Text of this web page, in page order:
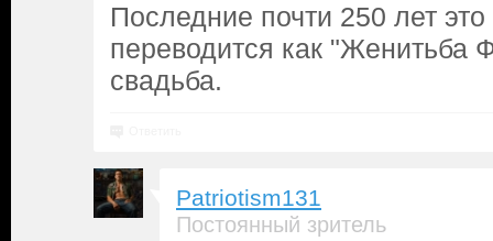
Последние почти 250 лет
переводится как "Женитьба
свадьба.
Patriotism131
Постоянный зритель